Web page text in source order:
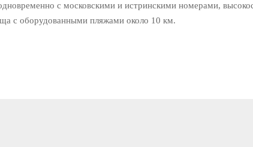
с московскими и истринскими номерами,
с оборудованными пляжами около 10 км.